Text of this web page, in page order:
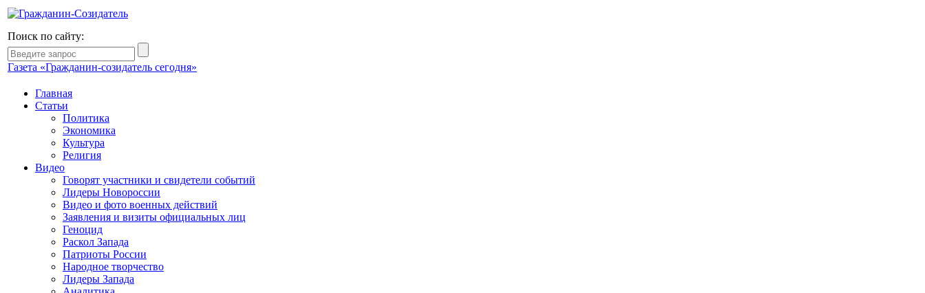
Поиск по сайту:
Газета «Гражданин-созидатель сегодня»
Главная
Статьи
Политика
Экономика
Культура
Религия
Видео
Говорят участники и свидетели событий
Лидеры Новороссии
Видео и фото военных действий
Заявления и визиты официальных лиц
Геноцид
Раскол Запада
Патриоты России
Народное творчество
Лидеры Запада